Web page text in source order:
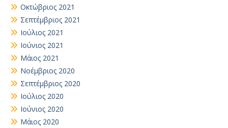
Οκτώβριος 2021
Σεπτέμβριος 2021
Ιούλιος 2021
Ιούνιος 2021
Μάιος 2021
Νοέμβριος 2020
Σεπτέμβριος 2020
Ιούλιος 2020
Ιούνιος 2020
Μάιος 2020